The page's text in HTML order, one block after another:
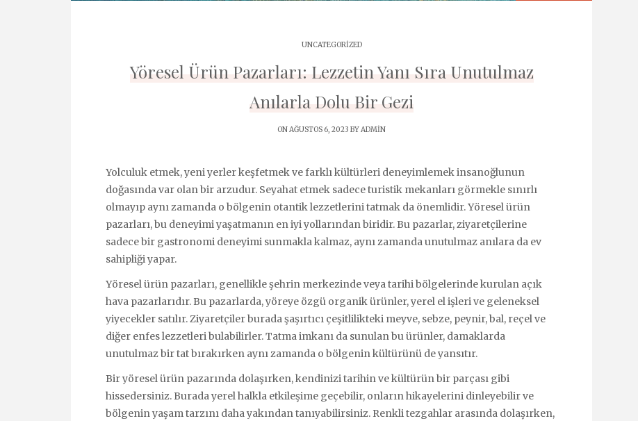
UNCATEGORIZED
Yöresel Ürün Pazarları: Lezzetin Yanı Sıra Unutulmaz
Anılarla Dolu Bir Gezi
ON AĞUSTOS 6, 2023 BYADMIN
Yolculuk etmek, yeni yerler keşfetmek ve farklı kültürleri deneyimlemek insanoğlunun
doğasında var olan bir arzudur. Seyahat etmek sadece turistik mekanları görmekle sınırlı
olmayıp aynı zamanda o bölgenin otantik lezzetlerini tatmak da önemlidir. Yöresel ürün
pazarları, bu deneyimi yaşatmanın en iyi yollarından biridir. Bu pazarlar, ziyaretçilerine
sadece bir gastronomi deneyimi sunmakla kalmaz, aynı zamanda unutulmaz anılara da ev
sahipliği yapar.
Yöresel ürün pazarları, genellikle şehrin merkezinde veya tarihi bölgelerinde kurulan açık
hava pazarlarıdır. Bu pazarlarda, yöreye özgü organik ürünler, yerel el işleri ve geleneksel
yiyecekler satılır. Ziyaretçiler burada şaşırtıcı çeşitlilikteki meyve, sebze, peynir, bal, reçel ve
diğer enfes lezzetleri bulabilirler. Tatma imkanı da sunulan bu ürünler, damaklarda
unutulmaz bir tat bırakırken aynı zamanda o bölgenin kültürünü de yansıtır.
Bir yöresel ürün pazarında dolaşırken, kendinizi tarihin ve kültürün bir parçası gibi
hissedersiniz. Burada yerel halkla etkileşime geçebilir, onların hikayelerini dinleyebilir ve
bölgenin yaşam tarzını daha yakından tanıyabilirsiniz. Renkli tezgahlar arasında dolaşırken,